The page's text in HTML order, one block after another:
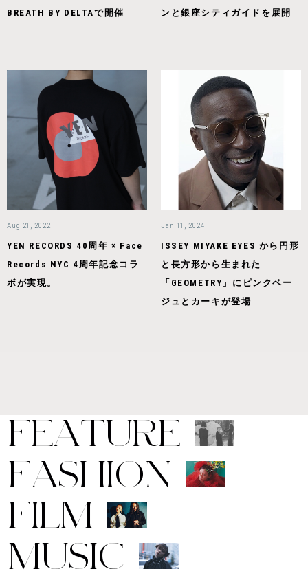
BREATH BY DELTAで開催
ンと銀座シティガイドを展開
Aug 21, 2022
YEN RECORDS 40周年 × Face
Records NYC 4周年記念コラ
ボが実現。
Jan 11, 2024
ISSEY MIYAKE EYES から円形
と長方形から生まれた
「GEOMETRY」にピンクベー
ジュとカーキが登場
FEATURE
FASHION
FILM
MUSIC